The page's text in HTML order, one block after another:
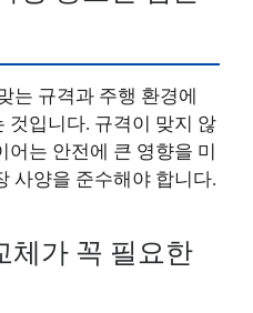
는 규격과 주행 환경에
것입니다. 규격이 맞지 않
어는 안전에 큰 영향을 미
사양을 준수해야 합니다.
체가 꼭 필요한